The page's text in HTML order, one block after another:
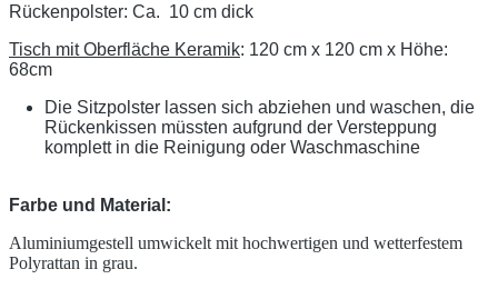
Rückenpolster: Ca. 10 cm dick
Tisch mit Oberfläche Keramik: 120 cm x 120 cm x Höhe:
68cm
Die Sitzpolster lassen sich abziehen und waschen, die
Rückenkissen müssten aufgrund der Versteppung
komplett in die Reinigung oder Waschmaschine
Farbe und Material:
Aluminiumgestell umwickelt mit hochwertigen und wetterfestem
Polyrattan in grau.